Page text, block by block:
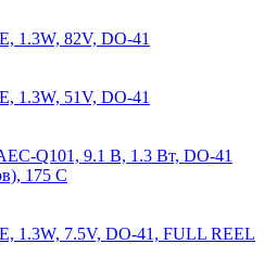
1.3W, 82V, DO-41
1.3W, 51V, DO-41
Q101, 9.1 В, 1.3 Вт, DO-41
175 C
1.3W, 7.5V, DO-41, FULL REEL